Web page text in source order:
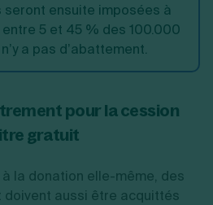
seront ensuite imposées à
5 et 45 % des 100.000
a pas d’abattement.
pour la cession
gratuit
la donation elle-même, des
doivent aussi être acquittés